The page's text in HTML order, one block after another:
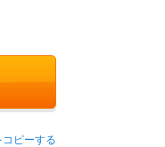
ピーする